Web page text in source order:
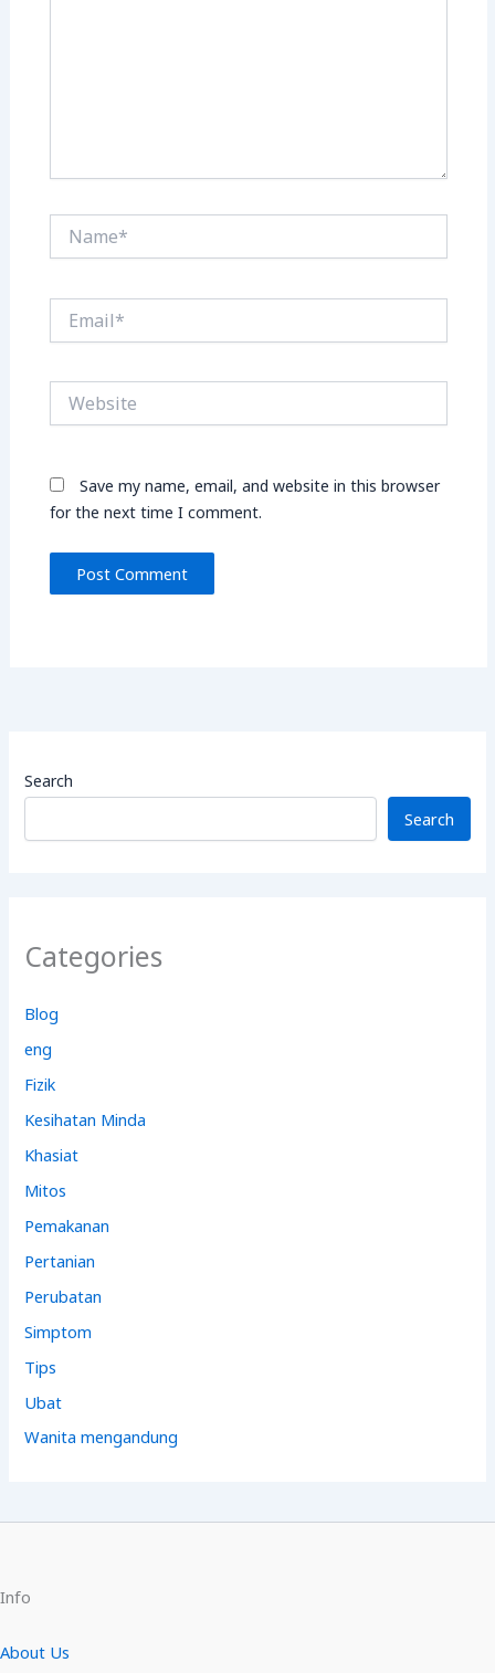
Save my name, email, and website in this browser
for the next time I comment.
Search
Search
Categories
Blog
eng
Fizik
Kesihatan Minda
Khasiat
Mitos
Pemakanan
Pertanian
Perubatan
Simptom
Tips
Ubat
Wanita mengandung
Info
About Us